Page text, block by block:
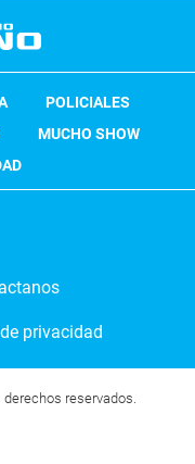
POLICIALES
MUCHO SHOW
privacidad
derechos reservados.